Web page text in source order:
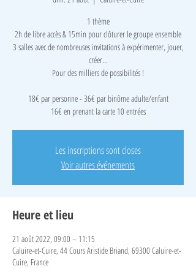
1 thème
2h de libre accès & 15min pour clôturer le groupe ensemble
3 salles avec de nombreuses invitations à expérimenter, jouer,
créer...
Pour des milliers de possibilités !
18€ par personne - 36€ par binôme adulte/enfant
16€ en prenant la carte 10 entrées
Les inscriptions sont closes
Voir autres événements
Heure et lieu
21 août 2022, 09:00 – 11:15
Caluire-et-Cuire, 44 Cours Aristide Briand, 69300 Caluire-et-
Cuire, France